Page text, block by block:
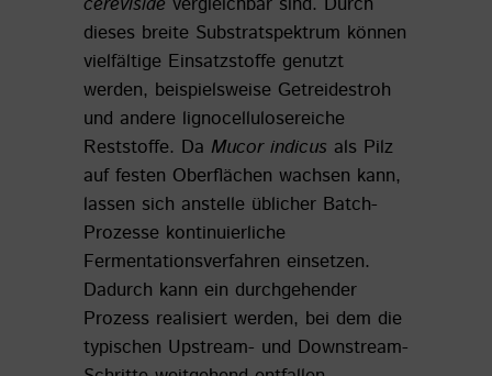
dieses breite Substratspektrum können
vielfältige Einsatzstoffe genutzt
werden, beispielsweise Getreidestroh
und andere lignocellulosereiche
Reststoffe. Da Mucor indicus als Pilz
auf festen Oberflächen wachsen kann,
lassen sich anstelle üblicher Batch-
Prozesse kontinuierliche
Fermentationsverfahren einsetzen.
Dadurch kann ein durchgehender
Prozess realisiert werden, bei dem die
typischen Upstream- und Downstream-